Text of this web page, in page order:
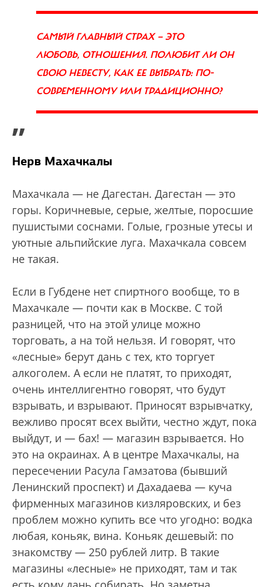
САМЫЙ ГЛАВНЫЙ СТРАХ — ЭТО
ЛЮБОВЬ, ОТНОШЕНИЯ. ПОЛЮБИТ ЛИ ОН
СВОЮ НЕВЕСТУ, КАК ЕЕ ВЫБРАТЬ: ПО-
СОВРЕМЕННОМУ ИЛИ ТРАДИЦИОННО?
”
Нерв Махачкалы
Махачкала — не Дагестан. Дагестан — это
горы. Коричневые, серые, желтые, поросшие
пушистыми соснами. Голые, грозные утесы и
уютные альпийские луга. Махачкала совсем
не такая.
Если в Губдене нет спиртного вообще, то в
Махачкале — почти как в Москве. С той
разницей, что на этой улице можно
торговать, а на той нельзя. И говорят, что
«лесные» берут дань с тех, кто торгует
алкоголем. А если не платят, то приходят,
очень интеллигентно говорят, что будут
взрывать, и взрывают. Приносят взрывчатку,
вежливо просят всех выйти, честно ждут, пока
выйдут, и — бах! — магазин взрывается. Но
это на окраинах. А в центре Махачкалы, на
пересечении Расула Гамзатова (бывший
Ленинский проспект) и Дахадаева — куча
фирменных магазинов кизляровских, и без
проблем можно купить все что угодно: водка
любая, коньяк, вина. Коньяк дешевый: по
знакомству — 250 рублей литр. В такие
магазины «лесные» не приходят, там и так